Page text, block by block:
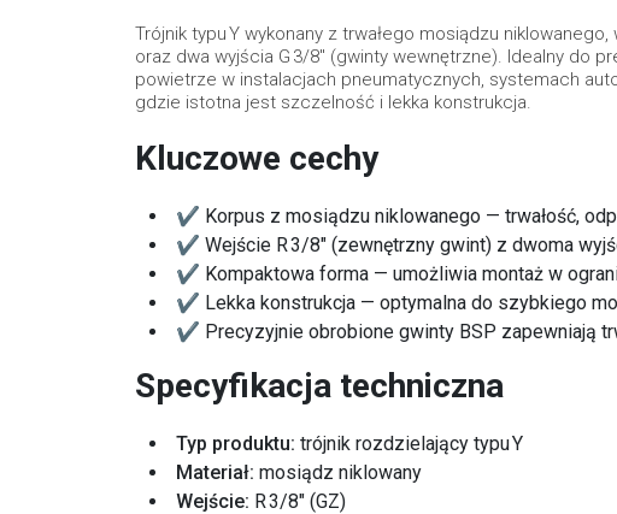
Trójnik typu Y wykonany z trwałego mosiądzu
oraz dwa wyjścia G 3/8″ (gwinty wewnętrzne). Idealny do
powietrze w instalacjach pneumatycznych, systemach
gdzie istotna jest szczelność i lekka konstrukcja.
Kluczowe cechy
✔ Korpus z mosiądzu niklowanego — trwałość,
✔ Wejście R 3/8″ (zewnętrzny gwint) z dwoma
✔ Kompaktowa forma — umożliwia montaż w
✔ Lekka konstrukcja — optymalna do szybkiego
✔ Precyzyjnie obrobione gwinty BSP zapewniają
Specyfikacja techniczna
Typ produktu: trójnik rozdzielający typu Y
Materiał: mosiądz niklowany
Wejście: R 3/8″ (GZ)